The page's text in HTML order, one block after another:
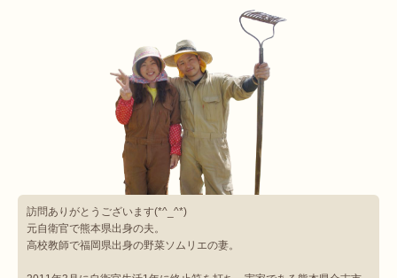
訪問ありがとうございます(*^_^*)
元自衛官で熊本県出身の夫。
高校教師で福岡県出身の野菜ソムリエの妻。